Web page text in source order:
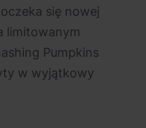
eBilet Festiwal
nową
eBilet
się nowej
limitowanym
Pumpkins
w wyjątkowy